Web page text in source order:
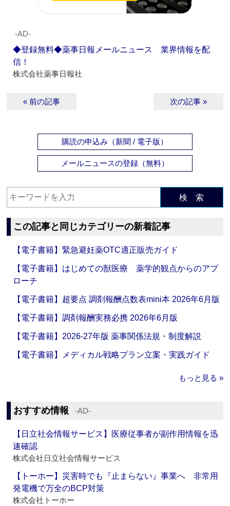
‐AD‐
◆登録無料◆薬事日報メールニュース 業界情報を配
信！
株式会社薬事日報社
« 前の記事 次の記事 »
購読の申込み（新聞 / 電子版）
メールニュースの登録（無料）
検 索
この記事と同じカテゴリーの新着記事
【電子書籍】緊急避妊薬OTC適正販売ガイド
【電子書籍】はじめての獣医療 薬学的観点からのアプ
ローチ
【電子書籍】超要点 調剤報酬点数表mini本 2026年6月版
【電子書籍】調剤報酬実務必携 2026年6月版
【電子書籍】2026-27年版 薬事関係法規・制度解説
【電子書籍】メディカル戦略プラン立案・実践ガイド
もっと見る »
おすすめ情報 ‐AD‐
【日立社会情報サービス】医療従事者が副作用情報を迅
速確認
株式会社日立社会情報サービス
【トーホー】災害時でも『止まらない』事業へ 非常用
発電機で万全のBCP対策
株式会社トーホー